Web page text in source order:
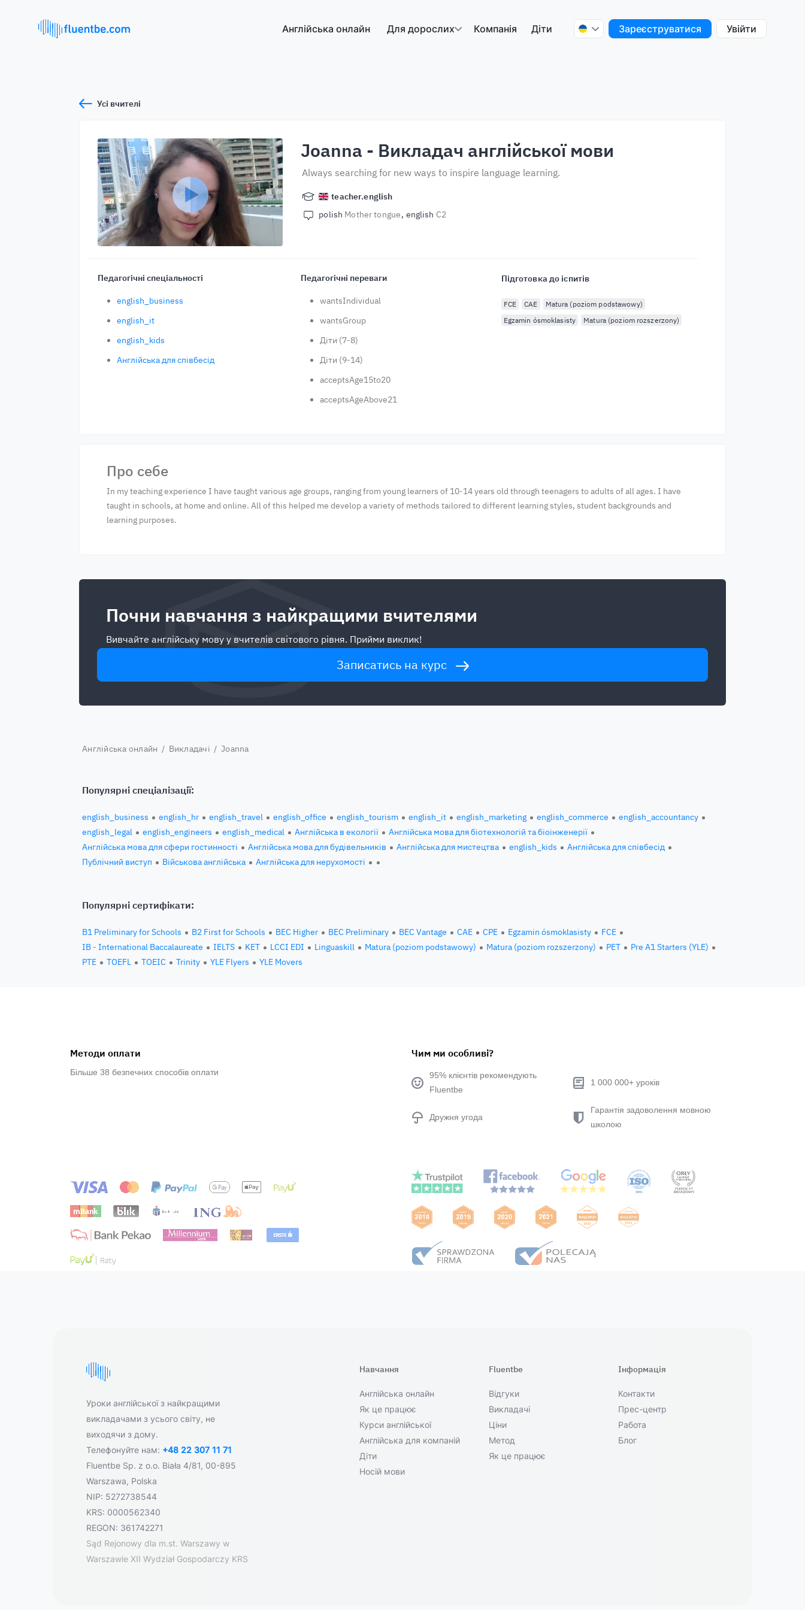
Англійська онлайн Для дорослих Компанія Діти Зареєструватися Увійти
Усі вчителі
Joanna - Викладач англійської мови
Always searching for new ways to inspire language learning.
teacher.english
polish Mother tongue english C2
Педагогічні спеціальності
english_business
english_it
english_kids
Англійська для співбесід
Педагогічні переваги
wantsIndividual
wantsGroup
Діти (7-8)
Діти (9-14)
acceptsAge15to20
acceptsAgeAbove21
Підготовка до іспитів
FCE CAE
Matura (poziom podstawowy)
Egzamin ósmoklasisty
Matura (poziom rozszerzony)
Про себе
In my teaching experience I have taught various age groups, ranging from young learners of 10-14 years old through teenagers to adults of all ages. I have
taught in schools, at home and online. All of this helped me develop a variety of methods tailored to different learning styles, student backgrounds and
learning purposes.
Почни навчання з найкращими вчителями
Вивчайте англійську мову у вчителів світового рівня. Прийми виклик!
Записатись на курс
Англійська онлайн / Викладачі / Joanna
Популярні спеціалізації:
english_business english_hr english_travel english_office english_tourism english_it english_marketing english_commerce
english_accountancy
english_legal
english_engineers english_medical Англійська в екології
Англійська мова для біотехнологій та біоінженерії
Англійська мова для сфери гостинності
Англійська мова для будівельників Англійська для мистецтва english_kids
Англійська для співбесід
Публічний виступ
Військова англійська Англійська для нерухомості
Популярні сертифікати:
B1 Preliminary for Schools B2 First for Schools BEC Higher BEC Preliminary BEC Vantage CAE CPE Egzamin ósmoklasisty
FCE
IB - International Baccalaureate
IELTS KET LCCI EDI Linguaskill Matura (poziom podstawowy) Matura (poziom rozszerzony) PET
Pre A1 Starters (YLE)
PTE
TOEFL TOEIC Trinity YLE Flyers YLE Movers
Методи оплати
Більше 38 безпечних способів оплати
Чим ми особливі?
95% клієнтів рекомендують
Fluentbe
1 000 000+ уроків
Дружня угода
Гарантія задоволення мовною
школою
Уроки англійської з найкращими
викладачами з усього світу, не
виходячи з дому.
Телефонуйте нам: +48 22 307 11 71
Fluentbe Sp. z o.o. Biała 4/81, 00-895
Warszawa, Polska
NIP: 5272738544
KRS: 0000562340
REGON: 361742271
Sąd Rejonowy dla m.st. Warszawy w
Warszawie XII Wydział Gospodarczy KRS
Навчання
Англійська онлайн
Як це працює
Курси англійської
Англійська для компаній
Діти
Носій мови
Fluentbe
Відгуки
Викладачі
Ціни
Метод
Як це працює
Інформація
Контакти
Прес-центр
Работа
Блог